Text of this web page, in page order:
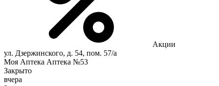
Акции
ул. Дзержинского, д. 54, пом. 57/а
Моя Аптека Аптека №53
Закрыто
вчера